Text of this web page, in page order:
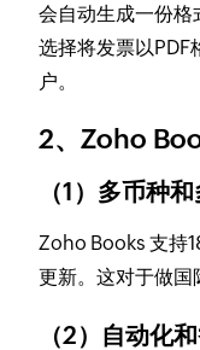
会自动生成一份格
选择将发票以PDF
户。
2、Zoho
（1）多币种
Zoho Books 支持
更新。这对于做国
（2）自动化